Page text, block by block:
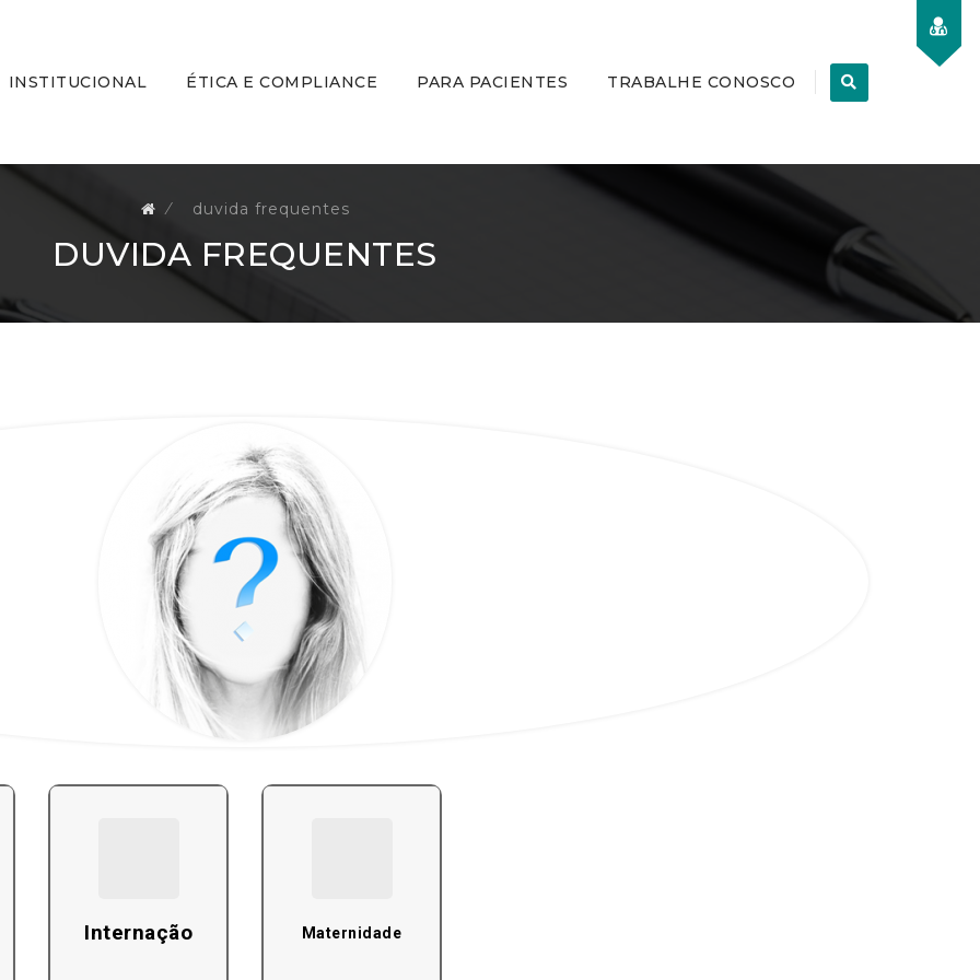
INSTITUCIONAL
ÉTICA E COMPLIANCE PARA PACIENTES TRABALHE CONOSCO
⁄ duvida frequentes
DUVIDA FREQUENTES
Internação Maternidade